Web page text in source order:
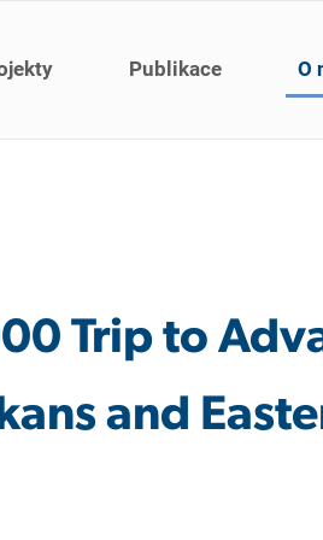
Publikace O
Trip to
and